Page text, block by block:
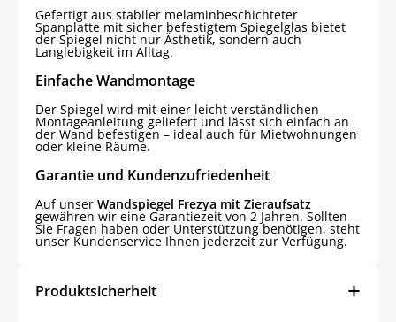
Gefertigt aus stabiler melaminbeschichteter
Spanplatte mit sicher befestigtem Spiegelglas bietet
der Spiegel nicht nur Ästhetik, sondern auch
Langlebigkeit im Alltag.
Einfache Wandmontage
Der Spiegel wird mit einer leicht verständlichen
Montageanleitung geliefert und lässt sich einfach an
der Wand befestigen – ideal auch für Mietwohnungen
oder kleine Räume.
Garantie und Kundenzufriedenheit
Auf unser Wandspiegel Frezya mit Zieraufsatz
gewähren wir eine Garantiezeit von 2 Jahren. Sollten
Sie Fragen haben oder Unterstützung benötigen, steht
unser Kundenservice Ihnen jederzeit zur Verfügung.
Produktsicherheit